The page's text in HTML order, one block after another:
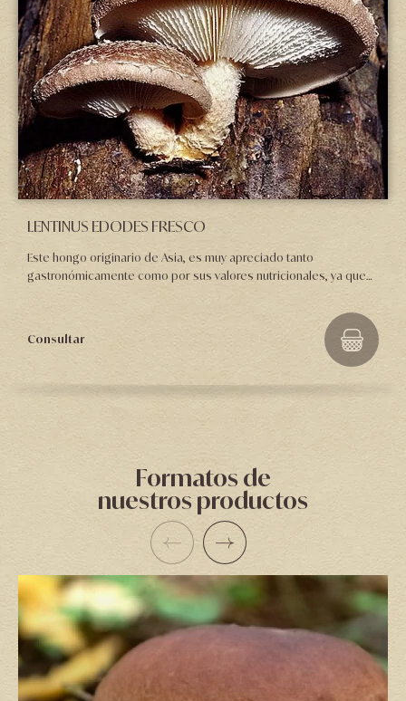
LENTINUS EDODES FRESCO
Este hongo originario de Asia, es muy apreciado tanto
gastronómicamente como por sus valores nutricionales, ya que
además de su buen sabor, se trata sin duda de una de las
variedades más beneficiosas para la salud.
Consultar
Formatos de
nuestros productos